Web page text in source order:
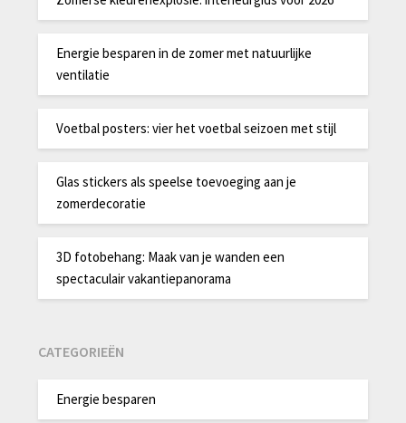
Energie besparen in de zomer met natuurlijke
ventilatie
Voetbal posters: vier het voetbal seizoen met stijl
Glas stickers als speelse toevoeging aan je
zomerdecoratie
3D fotobehang: Maak van je wanden een
spectaculair vakantiepanorama
CATEGORIEËN
Energie besparen